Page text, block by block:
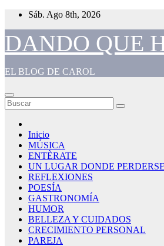
Saltar
contenido
Sáb. Ago 8th, 2026
DANDO QUE
EL BLOG DE CAROL
Inicio
MÚSICA
ENTÈRATE
UN LUGAR DONDE PERDERSE
REFLEXIONES
POESÍA
GASTRONOMÍA
HUMOR
BELLEZA Y CUIDADOS
CRECIMIENTO PERSONAL
PAREJA